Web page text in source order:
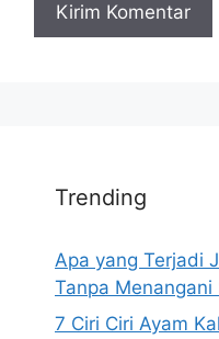
Trending
Apa yang Terjadi
Tanpa Menangani
7 Ciri Ciri Ayam